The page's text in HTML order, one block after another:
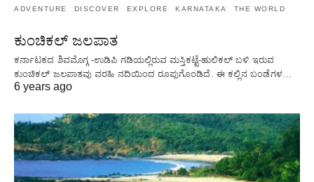
ADVENTURE DISCOVER EXPLORE KARNATAKA THE WORLD
ಕುಂಚಿಕಲ್ ಜಲಪಾತ
ಕರ್ನಾಟಕದ ಶಿವಮೊಗ್ಗ -ಉಡಿಪಿ ಗಡಿಯಲ್ಲಿರುವ ಮಸ್ತಿಕಟ್ಟೆ-ಹುಲಿಕಲ್ ಬಳಿ ಇರುವ
ಕುಂಚಿಕಲ್ ಜಲಪಾತವು ವರಹಿ ನದಿಯಿಂದ ರೂಪುಗೊಂಡಿದೆ. ಈ ಕಲ್ಲಿನ ಬಂಡೆಗಳ…
6 years ago